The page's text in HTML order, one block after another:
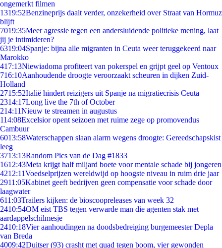
ongemerkt filmen
1319:52Benzineprijs daalt verder, onzekerheid over Straat van Hormuz
blijft
7019:35Meer agressie tegen een andersluidende politieke mening, laat
jij je intimideren?
6319:04Spanje: bijna alle migranten in Ceuta weer teruggekeerd naar
Marokko
417:13Niewiadoma profiteert van pokerspel en grijpt geel op Ventoux
716:10Aanhoudende droogte veroorzaakt scheuren in dijken Zuid-
Holland
2715:52Italië hindert reizigers uit Spanje na migratiecrisis Ceuta
2314:17Long live the 7th of October
214:11Nieuw te streamen in augustus
114:08Excelsior opent seizoen met ruime zege op promovendus
Cambuur
6013:58Waterschappen slaan alarm wegens droogte: Gereedschapskist
leeg
3713:13Random Pics van de Dag #1833
1612:43Meta krijgt half miljard boete voor mentale schade bij jongeren
4212:11Voedselprijzen wereldwijd op hoogste niveau in ruim drie jaar
2911:05Kabinet geeft bedrijven geen compensatie voor schade door
laagwater
611:03Trailers kijken: de bioscoopreleases van week 32
2410:54OM eist TBS tegen verwarde man die agenten stak met
aardappelschilmesje
2410:18Vier aanhoudingen na doodsbedreiging burgemeester Depla
van Breda
4009:42Duitser (93) crasht met quad tegen boom, vier gewonden